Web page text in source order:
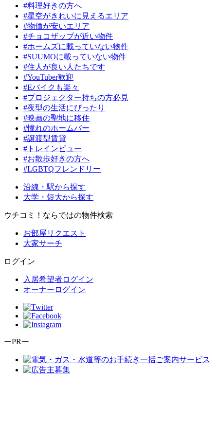
#料理好きの方へ
#星空がきれいに見えるエリア
#物価が安いエリア
#チョコザップが近い物件
#ホームズに載っていない物件
#SUUMOに載っていない物件
#住人が良い人たちです
#YouTuber歓迎
#Eバイクも楽々
#プロジェクター持ちの方必見
#夜型の生活にぴったり
#映画の聖地に移住
#憧れのホームバー
#譲渡型賃貸
#トレインビュー
#お散歩好きの方へ
#LGBTQフレンドリー
沿線・駅から探す
大学・短大から探す
ウチコミ！ならではの物件検索
お部屋リクエスト
大家サーチ
ログイン
入居希望者ログイン
オーナーログイン
ーPRー